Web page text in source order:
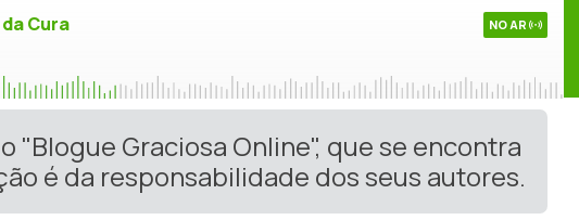
Cura NO AR
"Blogue Graciosa Online", que se encontra
é da responsabilidade dos seus autores.